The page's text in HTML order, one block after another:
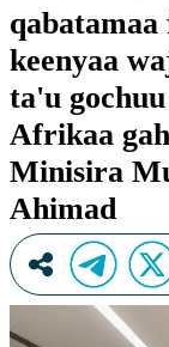
keenyaa
ta'u
Afrikaa
Minisira
Ahimad